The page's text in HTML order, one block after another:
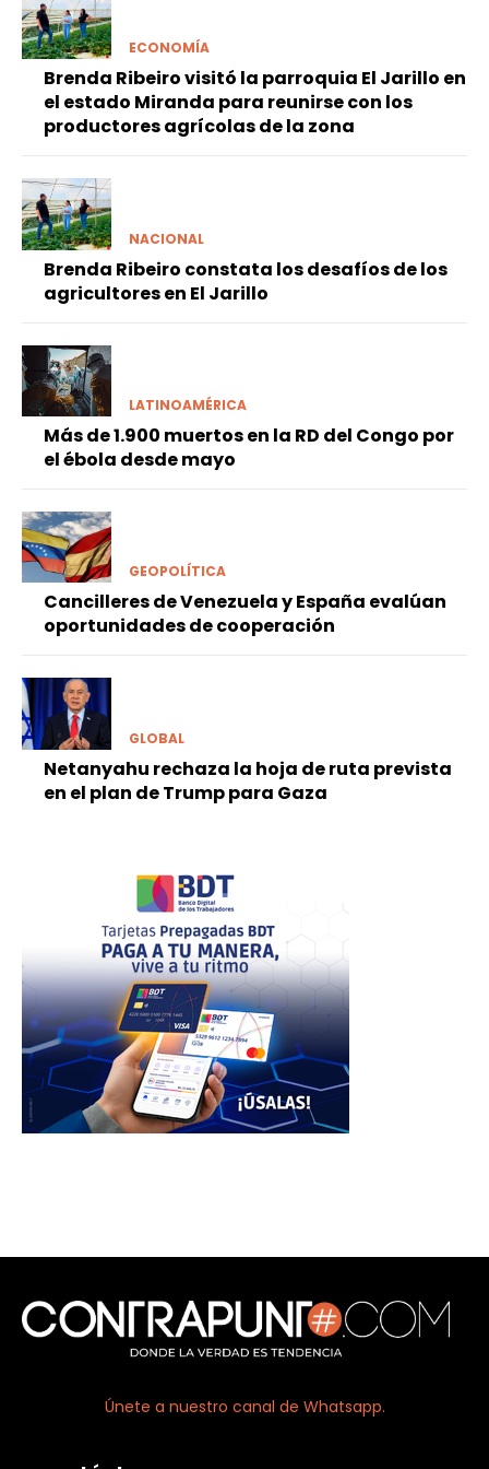
ECONOMÍA
Brenda Ribeiro visitó la parroquia El Jarillo en
el estado Miranda para reunirse con los
productores agrícolas de la zona
NACIONAL
Brenda Ribeiro constata los desafíos de los
agricultores en El Jarillo
LATINOAMÉRICA
Más de 1.900 muertos en la RD del Congo por
el ébola desde mayo
GEOPOLÍTICA
Cancilleres de Venezuela y España evalúan
oportunidades de cooperación
GLOBAL
Netanyahu rechaza la hoja de ruta prevista
en el plan de Trump para Gaza
Únete a nuestro canal de Whatsapp.